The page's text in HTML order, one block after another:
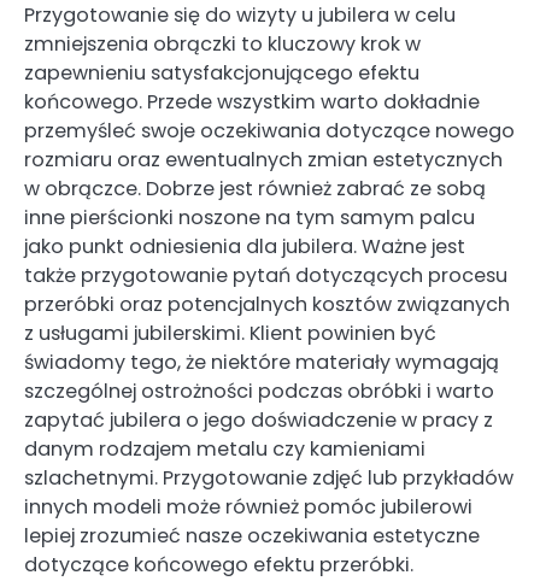
Przygotowanie się do wizyty u jubilera w celu
zmniejszenia obrączki to kluczowy krok w
zapewnieniu satysfakcjonującego efektu
końcowego. Przede wszystkim warto dokładnie
przemyśleć swoje oczekiwania dotyczące nowego
rozmiaru oraz ewentualnych zmian estetycznych
w obrączce. Dobrze jest również zabrać ze sobą
inne pierścionki noszone na tym samym palcu
jako punkt odniesienia dla jubilera. Ważne jest
także przygotowanie pytań dotyczących procesu
przeróbki oraz potencjalnych kosztów związanych
z usługami jubilerskimi. Klient powinien być
świadomy tego, że niektóre materiały wymagają
szczególnej ostrożności podczas obróbki i warto
zapytać jubilera o jego doświadczenie w pracy z
danym rodzajem metalu czy kamieniami
szlachetnymi. Przygotowanie zdjęć lub przykładów
innych modeli może również pomóc jubilerowi
lepiej zrozumieć nasze oczekiwania estetyczne
dotyczące końcowego efektu przeróbki.